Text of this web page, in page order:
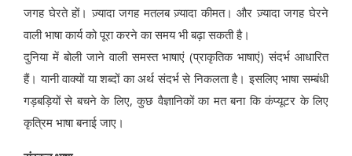
जगह घेरते हों। ज़्यादा जगह मतलब ज़्यादा कीमत। और ज़्यादा जगह घेरने
वाली भाषा कार्य को पूरा करने का समय भी बढ़ा सकती है।
दुनिया में बोली जाने वाली समस्त भाषाएं (प्राकृतिक भाषाएं) संदर्भ आधारित
हैं। यानी वाक्यों या शब्दों का अर्थ संदर्भ से निकलता है। इसलिए भाषा सम्बंधी
गड़बड़ियों से बचने के लिए, कुछ वैज्ञानिकों का मत बना कि कंप्यूटर के लिए
कृत्रिम भाषा बनाई जाए।